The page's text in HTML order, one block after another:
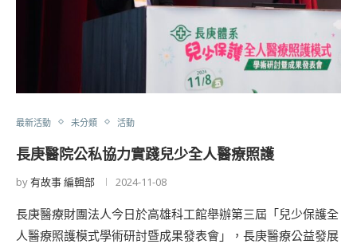
最新活動 未分類 活動
長庚醫院公私協力實踐兒少全人醫療照護
by有故事 編輯部 2024-11-08
長庚醫療財團法人今日於高雄科工館舉辦第三屆「兒少保護全
人醫療照護模式學術研討暨成果發表會」，長庚醫療公益發展